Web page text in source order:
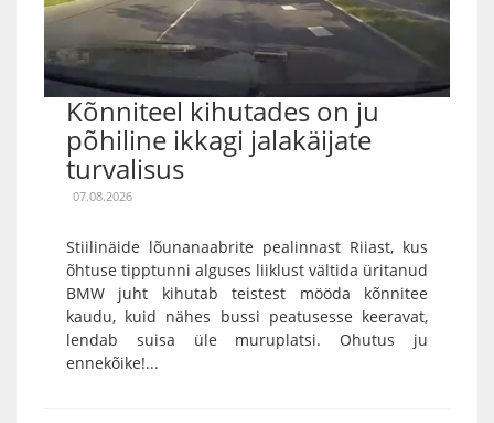
Kõnniteel kihutades on ju
põhiline ikkagi jalakäijate
turvalisus
07.08.2026
Stiilinäide lõunanaabrite pealinnast Riiast, kus
õhtuse tipptunni alguses liiklust vältida üritanud
BMW juht kihutab teistest mööda kõnnitee
kaudu, kuid nähes bussi peatusesse keeravat,
lendab suisa üle muruplatsi. Ohutus ju
ennekõike!...